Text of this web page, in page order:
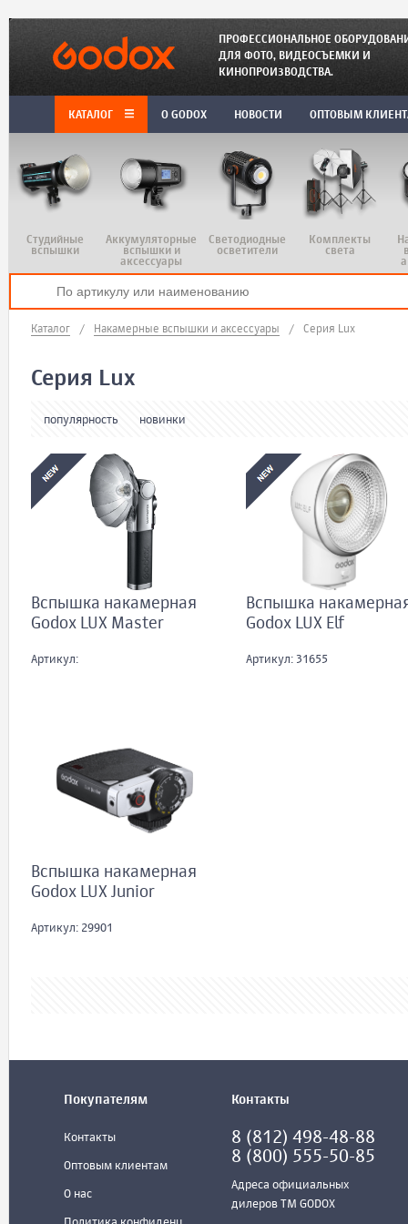
ПРОФЕССИОНАЛЬНОЕ
ДЛЯ ФОТО, ВИДЕОСЪЕМКИ И
КИНОПРОИЗВОДСТВА.
КАТАЛОГ O GODOX НОВОСТИ ОПТОВЫМ
Студийные
вспышки
Аккумуляторные
вспышки и
аксессуары
Светодиодные
осветители
Комплекты
света
Каталог / Накамерные вспышки и аксессуары / Серия Lux
Серия Lux
популярность новинки
Вспышка накамерная
Godox LUX Master
Артикул:
Вспышка
Godox LUX Elf
Артикул: 31655
Вспышка накамерная
Godox LUX Junior
Артикул: 29901
Покупателям
Контакты
Оптовым клиентам
О нас
Контакты
8 (812) 498-48-88
8 (800) 555-50-85
Адреса официальных
дилеров ТМ GODOX